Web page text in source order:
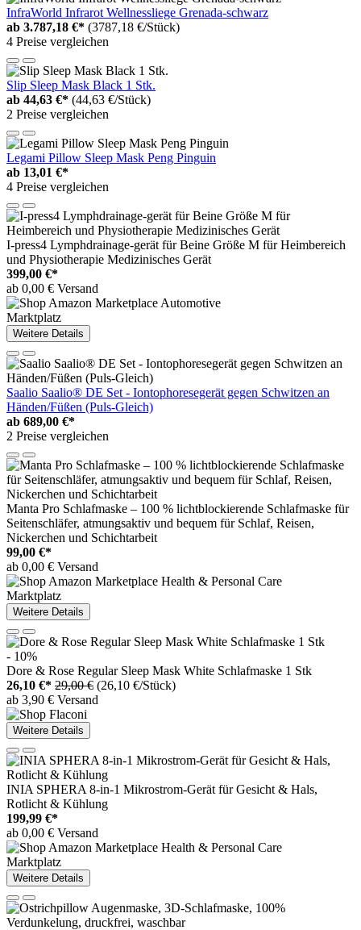
InfraWorld Infrarot Wellnessliege Grenada-schwarz
ab 3.787,18 €* (3787,18 €/Stück)
4 Preise vergleichen
Slip Sleep Mask Black 1 Stk.
ab 44,63 €* (44,63 €/Stück)
2 Preise vergleichen
Legami Pillow Sleep Mask Peng Pinguin
ab 13,01 €*
4 Preise vergleichen
I-press4 Lymphdrainage-gerät für Beine Größe M für Heimbereich
und Physiotherapie Medizinisches Gerät
399,00 €*
ab 0,00 € Versand
Marktplatz
Weitere Details
Saalio Saalio® DE Set - Iontophoresegerät gegen Schwitzen an
Händen/Füßen (Puls-Gleich)
ab 689,00 €*
2 Preise vergleichen
Manta Pro Schlafmaske – 100 % lichtblockierende Schlafmaske für
Seitenschläfer, atmungsaktiv und bequem für Schlaf, Reisen,
Nickerchen und Schichtarbeit
99,00 €*
ab 0,00 € Versand
Marktplatz
Weitere Details
- 10%
Dore & Rose Regular Sleep Mask White Schlafmaske 1 Stk
26,10 €* 29,00 € (26,10 €/Stück)
ab 3,90 € Versand
Weitere Details
INIA SPHERA 8-in-1 Mikrostrom-Gerät für Gesicht & Hals,
Rotlicht & Kühlung
199,99 €*
ab 0,00 € Versand
Marktplatz
Weitere Details